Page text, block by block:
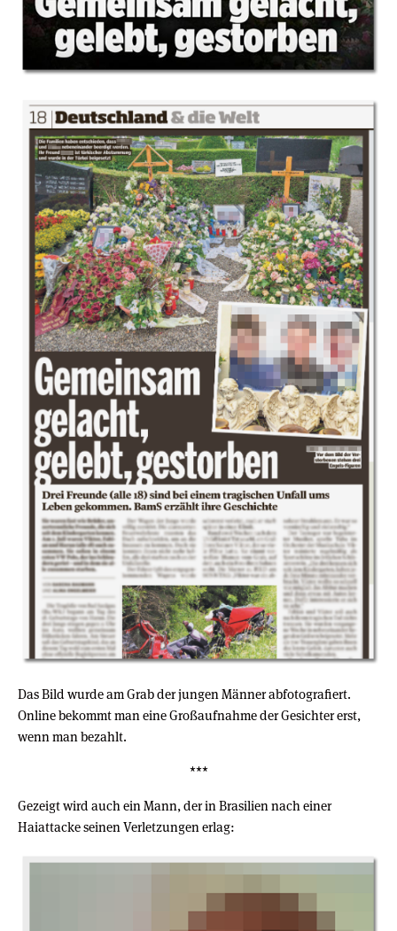
Das Bild wurde am Grab der jungen Männer abfotografiert.
Online bekommt man eine Großaufnahme der Gesichter erst,
wenn man bezahlt.
***
Gezeigt wird auch ein Mann, der in Brasilien nach einer
Haiattacke seinen Verletzungen erlag: